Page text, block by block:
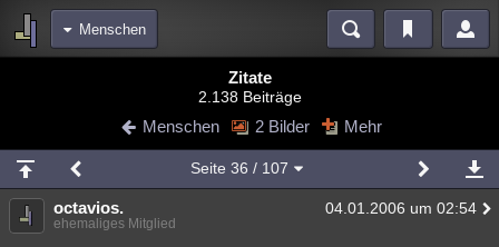
Menschen
Blogs Videos
Chat Wiki Neuigkeiten
meine Rubriken
Menschen Wissenschaft Mystery Kriminalfälle
Zitate
2.138 Beiträge
Menschen 2 Bilder Mehr
Seite 36 / 107
octavios. 04.01.2006 um 02:54
ehemaliges Mitglied